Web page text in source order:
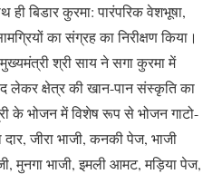
ही बिडार कुरमा: पारंपरिक वेशभूषा,
का संग्रह का निरीक्षण किया।
श्री साय ने सगा कुरमा में
लेकर क्षेत्र की खान-पान संस्कृति का
के भोजन में विशेष रूप से भोजन गाटो-
दार, जीरा भाजी, कनकी पेज, भाजी
मुनगा भाजी, इमली आमट, मड़िया पेज,